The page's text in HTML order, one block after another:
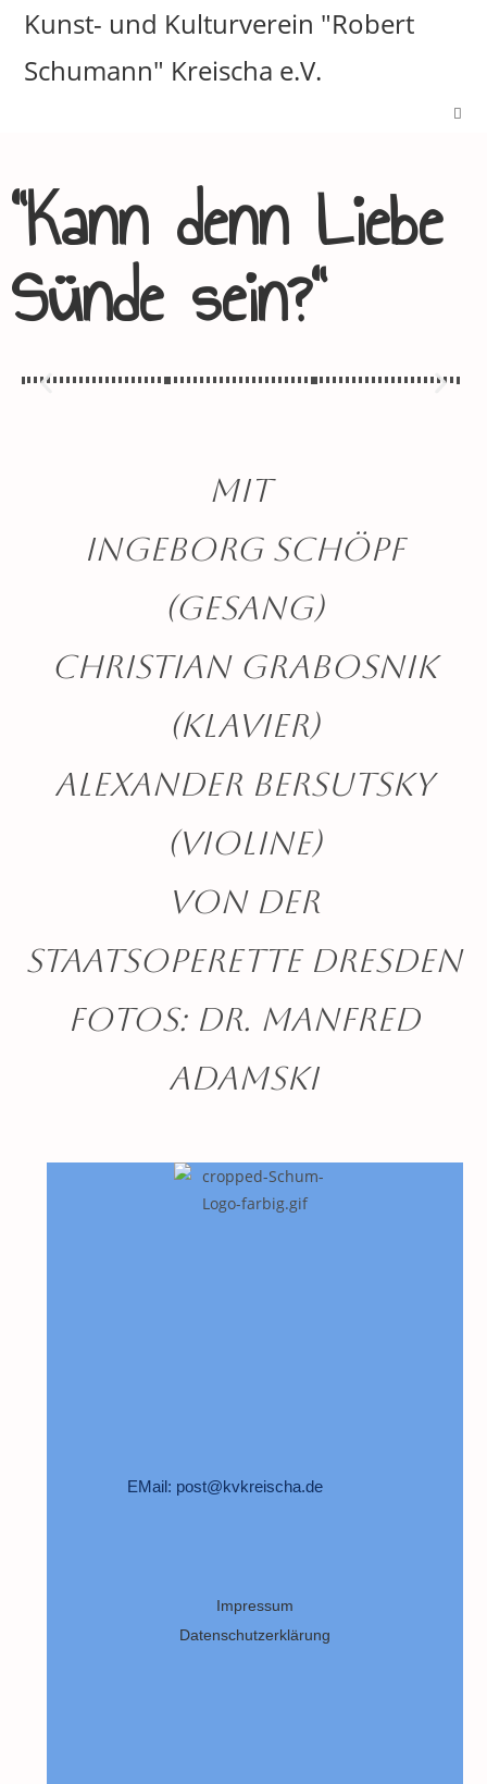
Kunst- und Kulturverein "Robert
Schumann" Kreischa e.V.
"Kann denn Liebe
Sünde sein?"
Mit
Ingeborg Schöpf
(Gesang)
Christian Grabosnik
(Klavier)
Alexander Bersutsky
(Violine)
von der
Staatsoperette Dresden
Fotos: Dr. Manfred
Adamski
EMail: post@kvkreischa.de
Impressum
Datenschutzerklärung